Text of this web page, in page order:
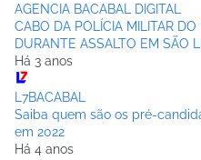
AGENCIA BACABAL DIGITAL
CABO DA POLÍCIA MILITAR
DURANTE ASSALTO EM SÃO
Há 3 anos
L7BACABAL
Saiba quem são os pré-
em 2022
Há 4 anos